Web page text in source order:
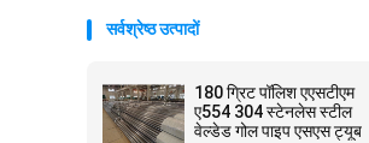
सर्वश्रेष्ठ उत्पादों
180 ग्रिट पॉलिश एएसटीएम
ए554 304 स्टेनलेस स्टील
वेल्डेड गोल पाइप एसएस ट्यूब